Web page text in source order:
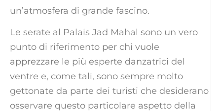
un’atmosfera di grande fascino.
Le serate al Palais Jad Mahal sono un vero
punto di riferimento per chi vuole
apprezzare le più esperte danzatrici del
ventre e, come tali, sono sempre molto
gettonate da parte dei turisti che desiderano
osservare questo particolare aspetto della